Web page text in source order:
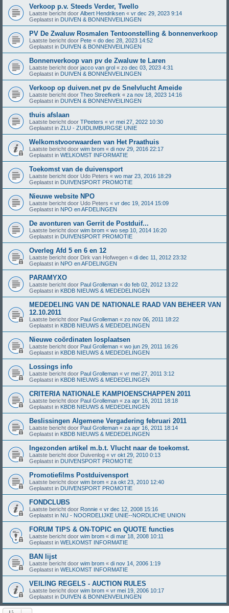
Verkoop p.v. Steeds Verder, Twello
Laatste bericht door Albert Hendriksen « vr dec 29, 2023 9:14
Geplaatst in DUIVEN & BONNENVEILINGEN
PV De Zwaluw Rosmalen Tentoonstelling & bonnenverkoop
Laatste bericht door Pete « do dec 28, 2023 14:52
Geplaatst in DUIVEN & BONNENVEILINGEN
Bonnenverkoop van pv de Zwaluw te Laren
Laatste bericht door jacco van grol « zo dec 03, 2023 4:31
Geplaatst in DUIVEN & BONNENVEILINGEN
Verkoop op duiven.net pv de Snelvlucht Ameide
Laatste bericht door Theo Streefkerk « za nov 18, 2023 14:16
Geplaatst in DUIVEN & BONNENVEILINGEN
thuis afslaan
Laatste bericht door TPeeters « vr mei 27, 2022 10:30
Geplaatst in ZLU - ZUIDLIMBURGSE UNIE
Welkomstvoorwaarden van Het Praathuis
Laatste bericht door wim brom « di nov 29, 2016 22:17
Geplaatst in WELKOMST INFORMATIE
Toekomst van de duivensport
Laatste bericht door Udo Peters « wo mar 23, 2016 18:29
Geplaatst in DUIVENSPORT PROMOTIE
Nieuwe website NPO
Laatste bericht door Udo Peters « vr dec 19, 2014 15:09
Geplaatst in NPO en AFDELINGEN
De avonturen van Gerrit de Postduif...
Laatste bericht door wim brom « wo sep 10, 2014 16:20
Geplaatst in DUIVENSPORT PROMOTIE
Overleg Afd 5 en 6 en 12
Laatste bericht door Dirk van Hofwegen « di dec 11, 2012 23:32
Geplaatst in NPO en AFDELINGEN
PARAMYXO
Laatste bericht door Paul Grolleman « do feb 02, 2012 13:22
Geplaatst in KBDB NIEUWS & MEDEDELINGEN
MEDEDELING VAN DE NATIONALE RAAD VAN BEHEER VAN
12.10.2011
Laatste bericht door Paul Grolleman « zo nov 06, 2011 18:22
Geplaatst in KBDB NIEUWS & MEDEDELINGEN
Nieuwe coördinaten losplaatsen
Laatste bericht door Paul Grolleman « wo jun 29, 2011 16:26
Geplaatst in KBDB NIEUWS & MEDEDELINGEN
Lossings info
Laatste bericht door Paul Grolleman « vr mei 27, 2011 3:12
Geplaatst in KBDB NIEUWS & MEDEDELINGEN
CRITERIA NATIONALE KAMPIOENSCHAPPEN 2011
Laatste bericht door Paul Grolleman « za apr 16, 2011 18:18
Geplaatst in KBDB NIEUWS & MEDEDELINGEN
Beslissingen Algemene Vergadering februari 2011
Laatste bericht door Paul Grolleman « za apr 16, 2011 18:14
Geplaatst in KBDB NIEUWS & MEDEDELINGEN
Ingezonden artikel m.b.t. Vlucht naar de toekomst.
Laatste bericht door Duivenlog « vr okt 29, 2010 0:13
Geplaatst in DUIVENSPORT PROMOTIE
Promotiefilms Postduivensport
Laatste bericht door wim brom « za okt 23, 2010 12:40
Geplaatst in DUIVENSPORT PROMOTIE
FONDCLUBS
Laatste bericht door Ronnie « vr dec 12, 2008 15:16
Geplaatst in NU - NOORDELIJKE UNIE--NORDLICHE UNION
FORUM TIPS & ON-TOPIC en QUOTE functies
Laatste bericht door wim brom « di mar 18, 2008 10:11
Geplaatst in WELKOMST INFORMATIE
BAN lijst
Laatste bericht door wim brom « di nov 14, 2006 1:19
Geplaatst in WELKOMST INFORMATIE
VEILING REGELS - AUCTION RULES
Laatste bericht door wim brom « vr mei 19, 2006 10:17
Geplaatst in DUIVEN & BONNENVEILINGEN